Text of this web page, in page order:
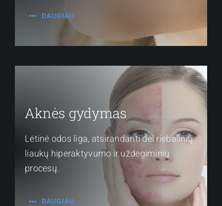
DAUGIAU
Aknės gydymas
Lėtinė odos liga, atsirandanti dėl riebalinių
liaukų hiperaktyvumo ir uždegiminių
procesų.
DAUGIAU